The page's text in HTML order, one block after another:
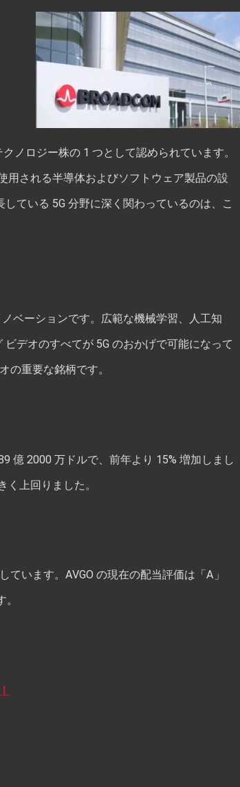
ノロジー株の 1 つとして認められています。
用される半導体およびソフトウェア製品の設
ている 5G 分野に深く関わっているのは、こ
ベーションです。広範な機械学習、人工知
デオのすべてが 5G のおかげで可能になって
の重要な銘柄です。
億 2000 万ドルで、前年より 15% 増加しまし
上回りました。
います。AVGO の現在の配当評価は「A」